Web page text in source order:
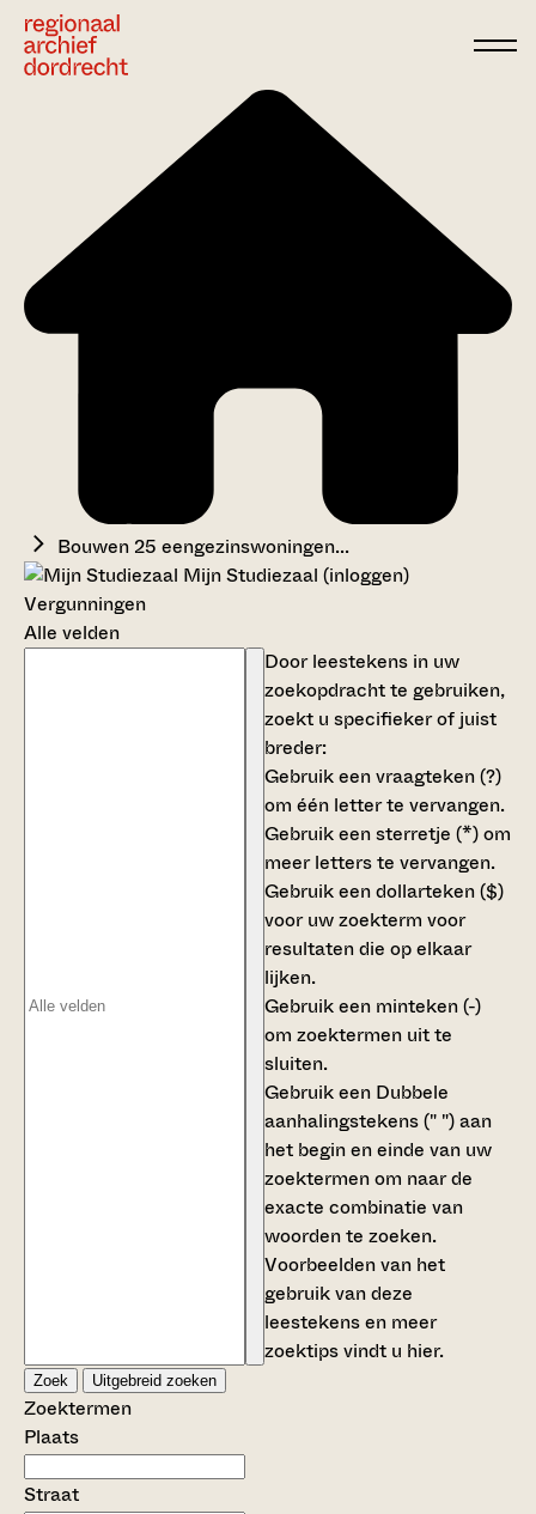
Bouwen 25 eengezinswoningen...
Mijn Studiezaal (inloggen)
Vergunningen
Alle velden
Door leestekens in uw
zoekopdracht te gebruiken,
zoekt u specifieker of juist
breder:
Gebruik eenvraagteken (?)
om één letter te vervangen.
Gebruik eensterretje (*)om
meer letters te vervangen.
Gebruik eendollarteken ($)
voor uw zoekterm voor
resultaten die op elkaar
lijken.
Gebruik een minteken (-)
om zoektermen uit te
sluiten.
Gebruik een Dubbele
aanhalingstekens (" ")aan
het begin en einde van uw
zoektermen om naar de
exacte combinatie van
woorden te zoeken.
Voorbeelden van het
gebruik van deze
leestekens en meer
zoektips vindt u hier.
Zoek Uitgebreid zoeken
Zoektermen
Plaats
Straat